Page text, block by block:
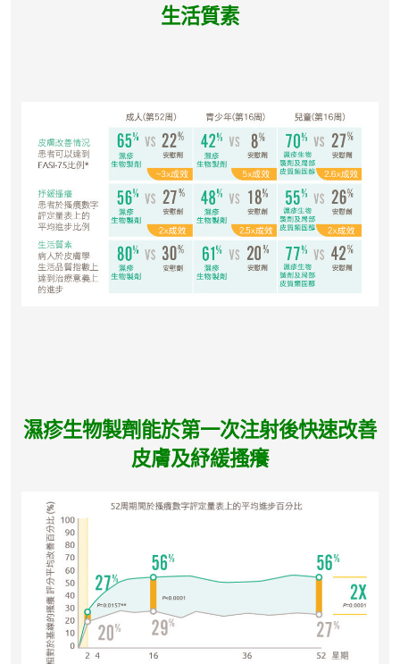
生活質素
濕疹生物製劑能於第一次注射後快速改善
皮膚及紓緩搔癢